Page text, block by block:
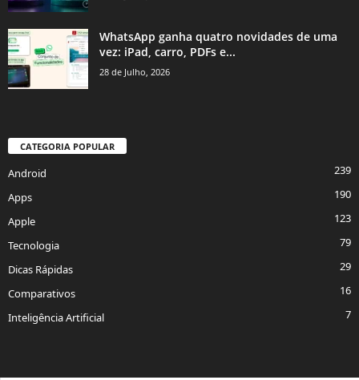
WhatsApp ganha quatro novidades de uma
vez: iPad, carro, PDFs e...
28 de Julho, 2026
CATEGORIA POPULAR
Android
239
Apps
190
Apple
123
Tecnologia
79
Dicas Rápidas
29
Comparativos
16
Inteligência Artificial
7